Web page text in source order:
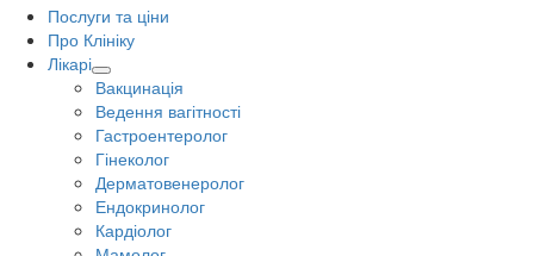
Послуги та ціни
Про Клініку
Лікарі
Вакцинація
Ведення вагітності
Гастроентеролог
Гінеколог
Дерматовенеролог
Ендокринолог
Кардіолог